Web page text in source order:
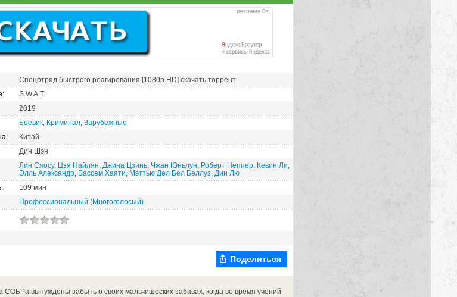
Спецотряд быстрого реагирования [1080p HD] скачать торрент
S.W.A.T.
2019
Боевик, Криминал, Зарубежные
Китай
Дин Шэн
Лин Сяосу, Цзя Найлян, Джина Цзинь, Чжан Юньлун, Роберт Неппер, Кевин Ли,
Элль Александр, Бассем Хаяти, Мэттью Дел Бел Беллуз, Дин Лю
109 мин
Профессиональный (Многоголосый)
Поделиться
вынуждены забыть о своих мальчишеских забавах, когда во время учений